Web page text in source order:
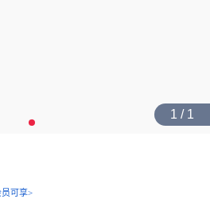
1 / 1
可享>